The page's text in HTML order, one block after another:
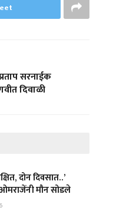
सरनाईक
दिवाळी
दोन दिवसात..’
मौन सोडले